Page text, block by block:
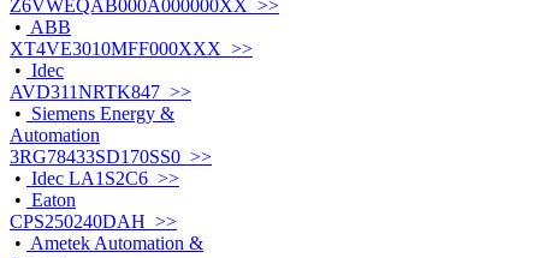
Z6VWEQAB000A000000XX >>
• ABB
XT4VE3010MFF000XXX >>
• Idec
AVD311NRTK847 >>
• Siemens Energy &
Automation
3RG78433SD170SS0 >>
• Idec LA1S2C6 >>
• Eaton
CPS250240DAH >>
• Ametek Automation &